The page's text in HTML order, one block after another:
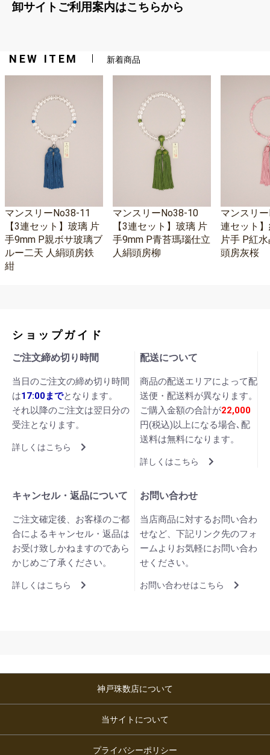
卸サイトご利用案内はこちらから
NEW ITEM 新着商品
マンスリーNo38-11
【3連セット】玻璃 片
手9mm P親ボサ玻璃ブ
ルー二天 人絹頭房鉄
紺
マンスリーNo38-10
【3連セット】玻璃 片
手9mm P青苔瑪瑙仕立
人絹頭房柳
マンスリ
連セット
片手 P紅
頭房灰桜
ショップガイド
ご注文締め切り時間
当日のご注文の締め切り時間
は17:00までとなります。
それ以降のご注文は翌日分の
受注となります。
詳しくはこちら
配送について
商品の配送エリアによって配
送便・配送料が異なります。
ご購入金額の合計が22,000
円(税込)以上になる場合､配
送料は無料になります。
詳しくはこちら
キャンセル・返品について
ご注文確定後、お客様のご都
合によるキャンセル・返品は
お受け致しかねますのであら
かじめご了承ください。
詳しくはこちら
お問い合わせ
当店商品に対するお問い合わ
せなど、下記リンク先のフォ
ームよりお気軽にお問い合わ
せください。
お問い合わせはこちら
神戸珠数店について
当サイトについて
プライバシーポリシー